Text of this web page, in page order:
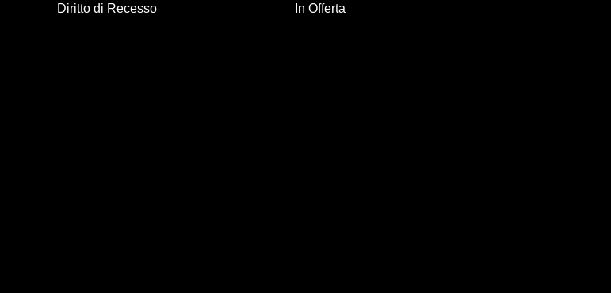
Diritto di Recesso In Offerta